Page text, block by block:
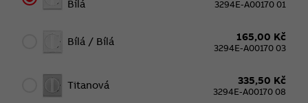
Bílá
3294E-A00170 01
Bílá / Bílá 165,00 Kč
3294E-A00170 03
Titanová 335,50 Kč
3294E-A00170 08